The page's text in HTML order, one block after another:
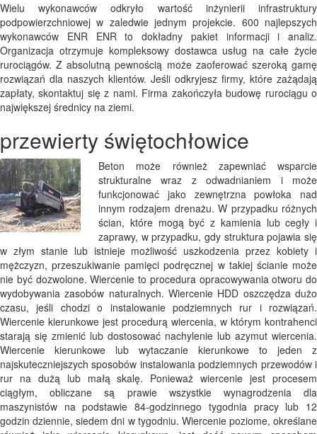
Wielu wykonawców odkryło wartość inżynierii infrastruktury
podpowierzchniowej w zaledwie jednym projekcie. 600 najlepszych
wykonawców ENR ENR to dokładny pakiet informacji i analiz.
Organizacja otrzymuje kompleksowy dostawca usług na całe życie
rurociągów. Z absolutną pewnością może zaoferować szeroką gamę
rozwiązań dla naszych klientów. Jeśli odkryjesz firmy, które zażądają
zapłaty, skontaktuj się z nami. Firma zakończyła budowę rurociągu o
największej średnicy na ziemi.
przewierty świętochłowice
Beton może również zapewniać wsparcie
strukturalne wraz z odwadnianiem i może
funkcjonować jako zewnętrzna powłoka nad
innym rodzajem drenażu. W przypadku różnych
ścian, które mogą być z kamienia lub cegły i
zaprawy, w przypadku, gdy struktura pojawia się
w złym stanie lub istnieje możliwość uszkodzenia przez kobiety i
mężczyzn, przeszukiwanie pamięci podręcznej w takiej ścianie może
nie być dozwolone. Wiercenie to procedura opracowywania otworu do
wydobywania zasobów naturalnych. Wiercenie HDD oszczędza dużo
czasu, jeśli chodzi o instalowanie podziemnych rur i rozwiązań.
Wiercenie kierunkowe jest procedurą wiercenia, w którym kontrahenci
starają się zmienić lub dostosować nachylenie lub azymut wiercenia.
Wiercenie kierunkowe lub wytaczanie kierunkowe to jeden z
najskuteczniejszych sposobów instalowania podziemnych przewodów i
rur na dużą lub małą skalę. Ponieważ wiercenie jest procesem
ciągłym, obliczane są prawie wszystkie wynagrodzenia dla
maszynistów na podstawie 84-godzinnego tygodnia pracy lub 12
godzin dziennie, siedem dni w tygodniu. Wiercenie poziome, określane